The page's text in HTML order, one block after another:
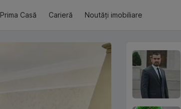
Prima Casă Carieră Noutăți imobiliare